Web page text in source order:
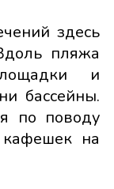
здесь
пляжа
и
бассейны.
по поводу
на